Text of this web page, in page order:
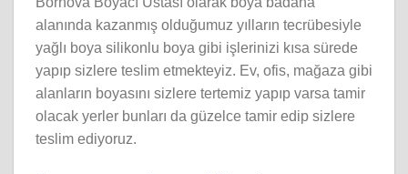
alanında kazanmış olduğumuz yılların tecrübesiyle
yağlı boya silikonlu boya gibi işlerinizi kısa sürede
yapıp sizlere teslim etmekteyiz. Ev, ofis, mağaza gibi
alanların boyasını sizlere tertemiz yapıp varsa tamir
olacak yerler bunları da güzelce tamir edip sizlere
teslim ediyoruz.